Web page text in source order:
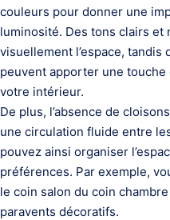
couleurs pour donner une
luminosité. Des tons clairs
visuellement l’espace,
peuvent apporter une touche
votre intérieur.
De plus, l’absence de
une circulation fluide entre
pouvez ainsi organiser
préférences. Par exemple,
le coin salon du coin
paravents décoratifs.